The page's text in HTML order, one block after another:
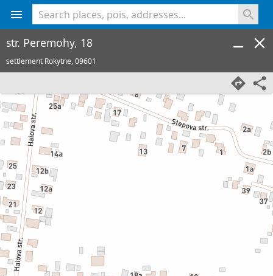
str. Peremohy, 18
settlement Rokytne,09601
<% console.log(hcard) %>